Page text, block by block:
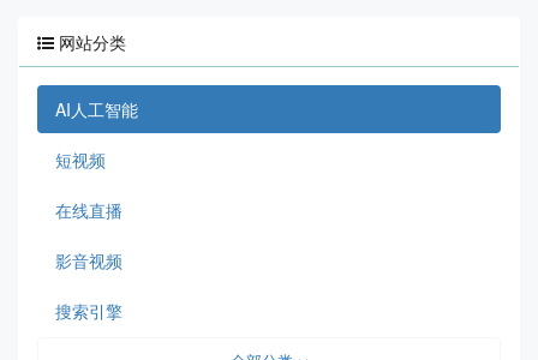
网站分类
AI人工智能
短视频
在线直播
影音视频
搜索引擎